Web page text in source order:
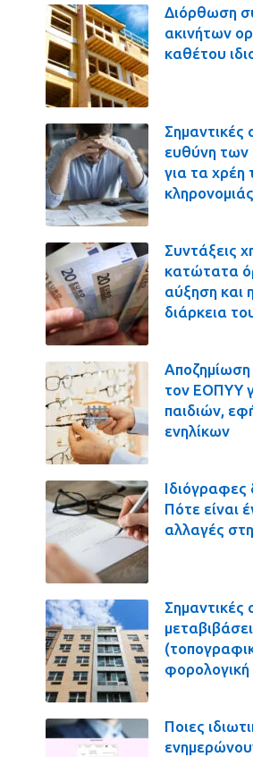
Διόρθωση
ακινήτων
καθέτου
Σημαντικές
ευθύνη των
για τα χρέη
κληρονομιάς
Συντάξεις
κατώτατα
αύξηση και
διάρκεια
τον ΕΟΠΥΥ
παιδιών,
ενηλίκων
Ιδιόγραφες
Πότε είναι
αλλαγές
Σημαντικές
φορολογική
Ποιες